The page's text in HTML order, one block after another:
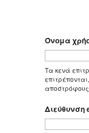
Όνομα
Τα κενά
Διεύθυνση